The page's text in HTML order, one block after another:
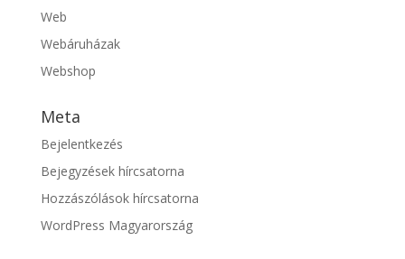
Web
Webáruházak
Webshop
Meta
Bejelentkezés
Bejegyzések hírcsatorna
Hozzászólások hírcsatorna
WordPress Magyarország